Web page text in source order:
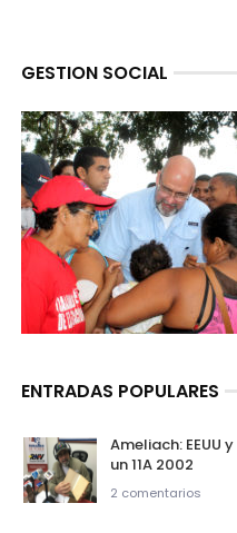
GESTION SOCIAL
ENTRADAS POPULARES
Ameliach: EEUU
un 11A 2002
2 comentarios